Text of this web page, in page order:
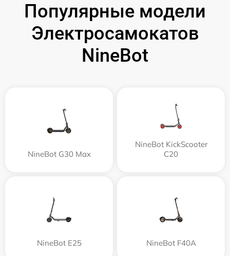
Популярные модели
Электросамокатов
NineBot
NineBot G30 Max
NineBot KickScooter
C20
NineBot E25 NineBot F40A